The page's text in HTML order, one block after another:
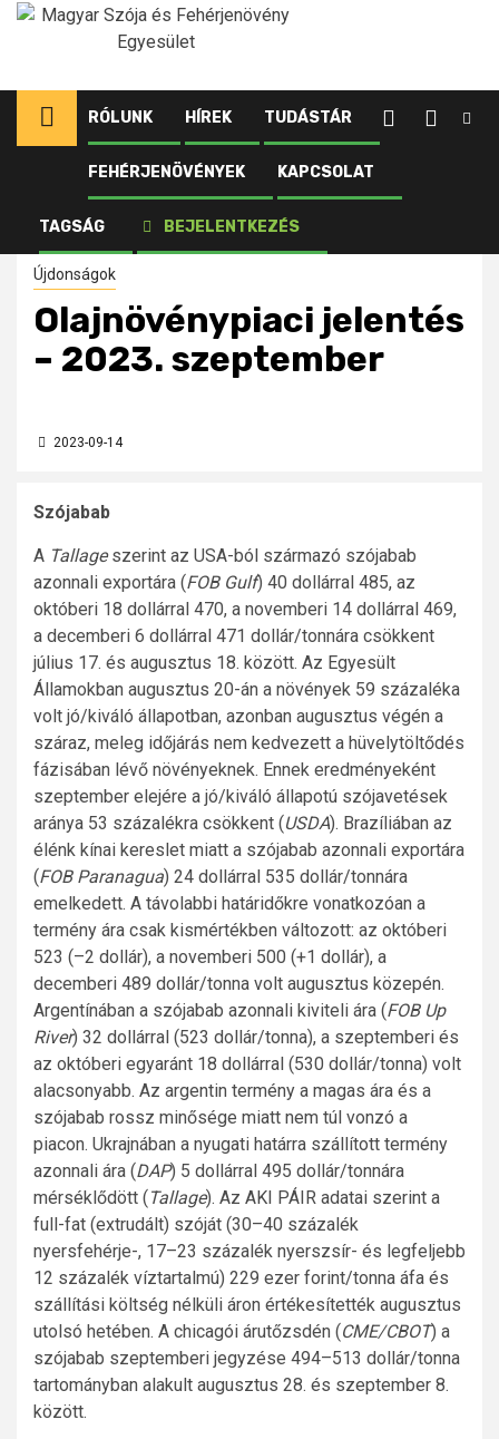
Ugrás
RÓLUNK HÍREK TUDÁSTÁR
FEHÉRJENÖVÉNYEK KAPCSOLAT
TAGSÁG BEJELENTKEZÉS
Kezdőlap
Újdonságok
Újdonságok
Olajnövénypiaci jelentés
– 2023. szeptember
2023-09-14
Szójabab
A Tallageszerint az USA-ból származó szójabab
azonnali exportára (FOB Gulf) 40 dollárral 485, az
októberi 18 dollárral 470, a novemberi 14 dollárral 469,
a decemberi 6 dollárral 471 dollár/tonnára csökkent
július 17. és augusztus 18. között. Az Egyesült
Államokban augusztus 20-án a növények 59 százaléka
volt jó/kiváló állapotban, azonban augusztus végén a
száraz, meleg időjárás nem kedvezett a hüvelytöltődés
fázisában lévő növényeknek. Ennek eredményeként
szeptember elejére a jó/kiváló állapotú szójavetések
aránya 53 százalékra csökkent (USDA). Brazíliában az
élénk kínai kereslet miatt a szójabab azonnali exportára
(FOB Paranagua) 24 dollárral 535 dollár/tonnára
emelkedett. A távolabbi határidőkre vonatkozóan a
termény ára csak kismértékben változott: az októberi
523 (–2 dollár), a novemberi 500 (+1 dollár), a
decemberi 489 dollár/tonna volt augusztus közepén.
Argentínában a szójabab azonnali kiviteli ára (FOB Up
River) 32 dollárral (523 dollár/tonna), a szeptemberi és
az októberi egyaránt 18 dollárral (530 dollár/tonna) volt
alacsonyabb. Az argentin termény a magas ára és a
szójabab rossz minősége miatt nem túl vonzó a
piacon. Ukrajnában a nyugati határra szállított termény
azonnali ára (DAP) 5 dollárral 495 dollár/tonnára
mérséklődött (Tallage). Az AKI PÁIR adatai szerint a
full-fat (extrudált) szóját (30–40 százalék
nyersfehérje-, 17–23 százalék nyerszsír- és legfeljebb
12 százalék víztartalmú) 229 ezer forint/tonna áfa és
szállítási költség nélküli áron értékesítették augusztus
utolsó hetében. A chicagói árutőzsdén (CME/CBOT) a
szójabab szeptemberi jegyzése 494–513 dollár/tonna
tartományban alakult augusztus 28. és szeptember 8.
között.